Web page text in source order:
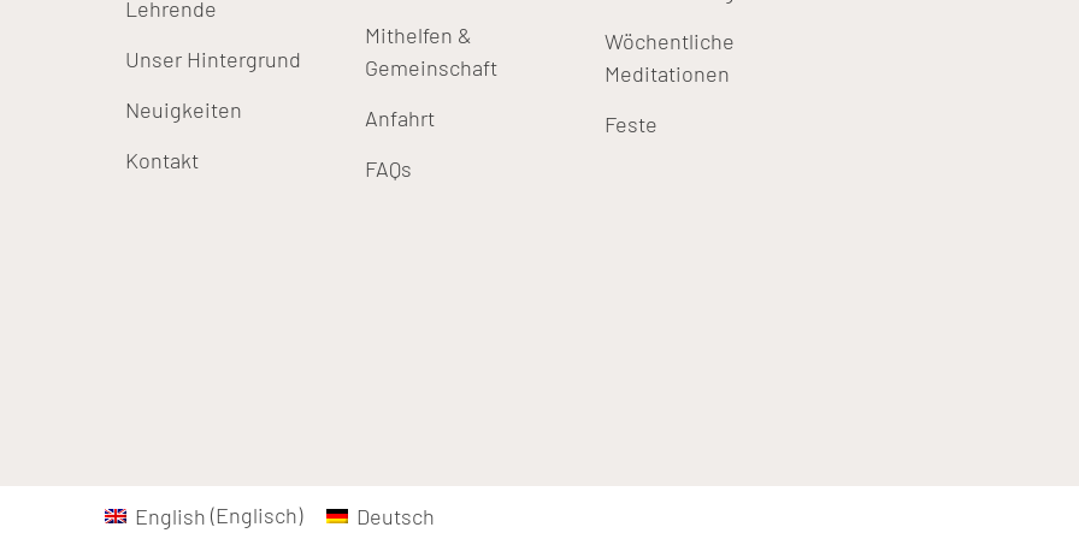
Lehrende
Unser Hintergrund
Neuigkeiten
Kontakt
Mithelfen &
Gemeinschaft
Anfahrt
FAQs
Wöchentliche
Meditationen
Feste
English (Englisch) Deutsch